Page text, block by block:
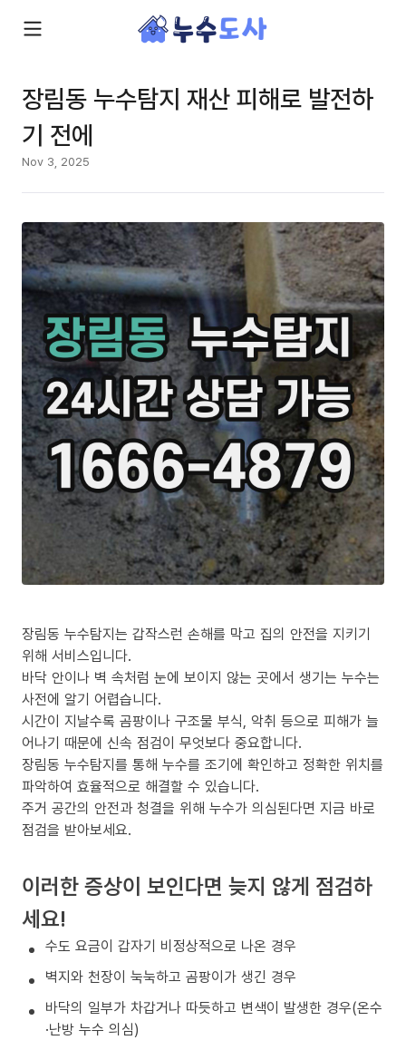
장림동 누수탐지 재산 피해로 발전하
기 전에
Nov 3, 2025
장림동 누수탐지는 갑작스런 손해를 막고 집의 안전을 지키기
위해 서비스입니다.
바닥 안이나 벽 속처럼 눈에 보이지 않는 곳에서 생기는 누수는
사전에 알기 어렵습니다.
시간이 지날수록 곰팡이나 구조물 부식, 악취 등으로 피해가 늘
어나기 때문에 신속 점검이 무엇보다 중요합니다.
장림동 누수탐지를 통해 누수를 조기에 확인하고 정확한 위치를
파악하여 효율적으로 해결할 수 있습니다.
주거 공간의 안전과 청결을 위해 누수가 의심된다면 지금 바로
점검을 받아보세요.
이러한 증상이 보인다면 늦지 않게 점검하
세요!
수도 요금이 갑자기 비정상적으로 나온 경우
벽지와 천장이 눅눅하고 곰팡이가 생긴 경우
바닥의 일부가 차갑거나 따듯하고 변색이 발생한 경우(온수
·난방 누수 의심)